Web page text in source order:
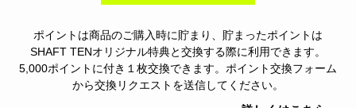
ポイントは商品のご購入時に貯まり、貯まったポイントは
SHAFT TENオリジナル特典と交換する際に利用できます。
5,000ポイントに付き１枚交換できます。ポイント交換フォーム
から交換リクエストを送信してください。